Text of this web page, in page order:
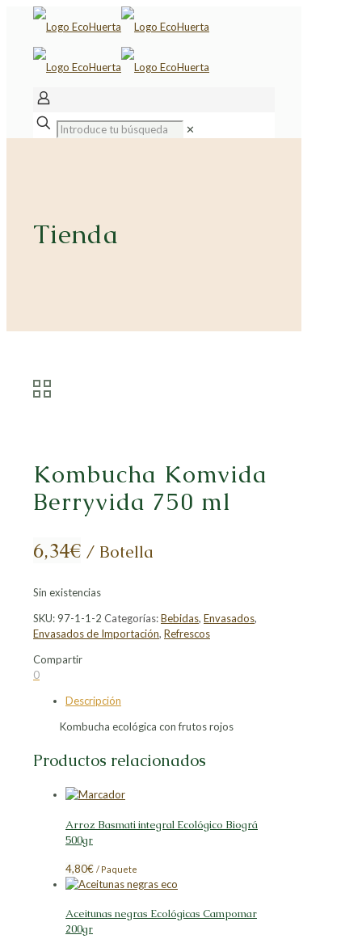
✕
Tienda
Kombucha Komvida
Berryvida 750 ml
6,34€ / Botella
Sin existencias
SKU: 97-1-1-2 Categorías:Bebidas, Envasados,
Envasados de Importación, Refrescos
Compartir
Compartir
Facebook
Compartir
Compartir
LinkedIn
Compartir
Pinterest
0
Descripción
Kombucha ecológica con frutos rojos
Productos relacionados
Arroz Basmati integral Ecológico Biográ
500gr
4,80€ / Paquete
Aceitunas negras Ecológicas Campomar
200gr